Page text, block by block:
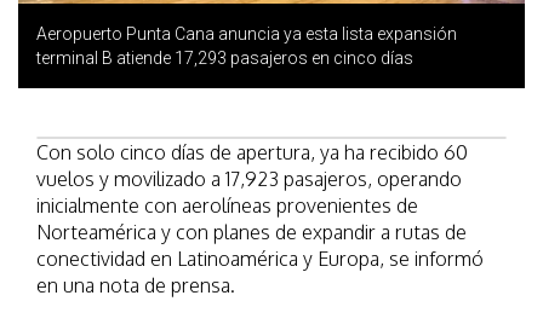
Aeropuerto Punta Cana anuncia ya esta lista expansión
terminal B atiende 17,293 pasajeros en cinco días
Con solo cinco días de apertura, ya ha recibido 60
vuelos y movilizado a 17,923 pasajeros, operando
inicialmente con aerolíneas provenientes de
Norteamérica y con planes de expandir a rutas de
conectividad en Latinoamérica y Europa, se informó
en una nota de prensa.